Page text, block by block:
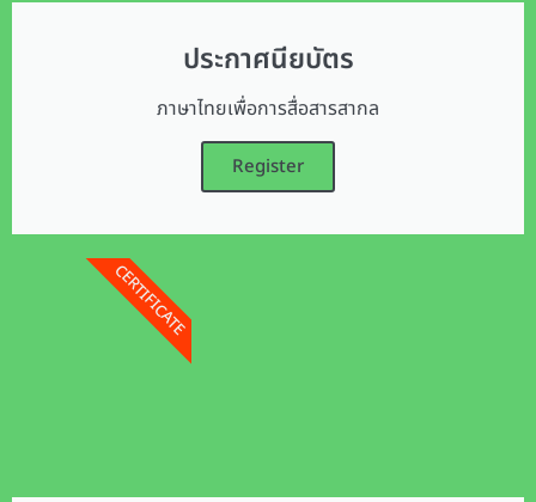
ประกาศนียบัตร
ภาษาไทยเพื่อการสื่อสารสากล
Register
CERTIFICATE